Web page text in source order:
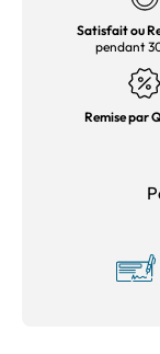
Satisfait ou
pendant
Remise par